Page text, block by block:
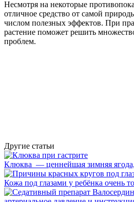
Несмотря на некоторые
отличное средство от самой
числом полезных эффектов. При
растение поможет решить
проблем.
Другие статьи
Клюква — ценнейшая зимняя ягода,
Кожа под глазами у ребёнка очень